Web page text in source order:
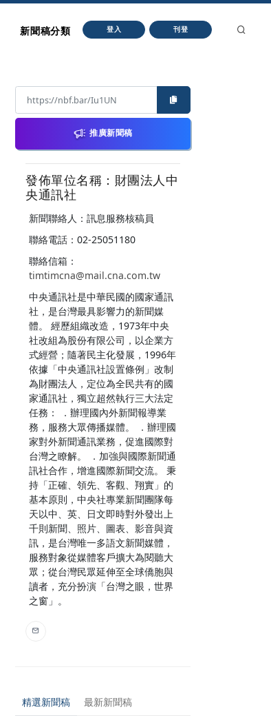
新聞稿分類 登入 刊登
推廣新聞稿
發佈單位名稱：財團法人中
央通訊社
新聞聯絡人：訊息服務核稿員
聯絡電話：02-25051180
聯絡信箱：
timtimcna@mail.cna.com.tw
中央通訊社是中華民國的國家通訊
社，是台灣最具影響力的新聞媒
體。 經歷組織改造，1973年中央
社改組為股份有限公司，以企業方
式經營；隨著民主化發展，1996年
依據「中央通訊社設置條例」改制
為財團法人，定位為全民共有的國
家通訊社，獨立超然執行三大法定
任務： ．辦理國內外新聞報導業
務，服務大眾傳播媒體。 ．辦理國
家對外新聞通訊業務，促進國際對
台灣之瞭解。 ．加強與國際新聞通
訊社合作，增進國際新聞交流。 秉
持「正確、領先、客觀、翔實」的
基本原則，中央社專業新聞團隊每
天以中、英、日文即時對外發出上
千則新聞、照片、圖表、影音與資
訊，是台灣唯一多語文新聞媒體，
服務對象從媒體客戶擴大為閱聽大
眾；從台灣民眾延伸至全球僑胞與
讀者，充分扮演「台灣之眼，世界
之窗」。
精選新聞稿 最新新聞稿